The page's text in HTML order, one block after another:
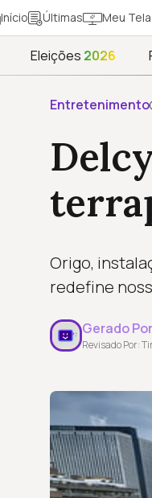
Início Últimas Meu Tela
Eleições 2026
Entretenimento
Origo,
redefine
Gerado Por
Revisado Por: